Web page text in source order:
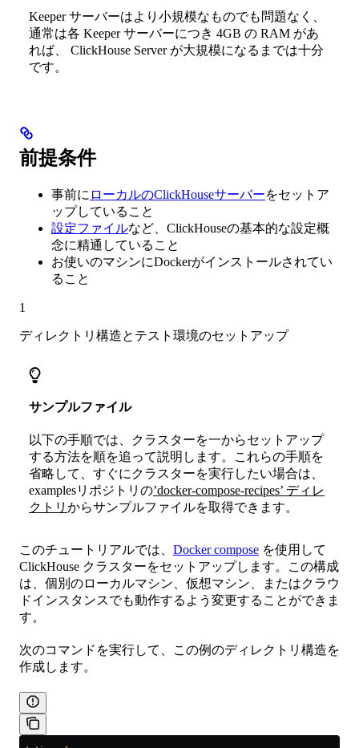
Keeper サーバーはより小規模なものでも問題なく、
通常は各 Keeper サーバーにつき 4GB の RAM があ
れば、 ClickHouse Server が大規模になるまでは十分
です。
前提条件
事前に ローカルのClickHouseサーバーをセットア
ップしていること
設定ファイルなど、ClickHouseの基本的な設定概
念に精通していること
お使いのマシンにDockerがインストールされてい
ること
1
ディレクトリ構造とテスト環境のセットアップ
サンプルファイル
以下の手順では、クラスターを一からセットアップ
する方法を順を追って説明します。これらの手順を
省略して、すぐにクラスターを実行したい場合は、
examplesリポジトリの’docker-compose-recipes’ ディレ
クトリ からサンプルファイルを取得できます。
このチュートリアルでは、 Docker compose を使用して
ClickHouse クラスターをセットアップします。この構成
は、個別のローカルマシン、仮想マシン、またはクラウ
ドインスタンスでも動作するよう変更することができま
す。
次のコマンドを実行して、この例のディレクトリ構造を
作成します。